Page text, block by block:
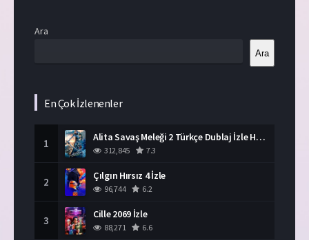
Ara
Ara
En Çok İzlenenler
1 Alita Savaş Meleği 2 Türkçe Dublaj İzle HD Film
312,845 7.3
2 Çılgın Hırsız 4 İzle
96,744 6.2
3 Cille 2069 İzle
88,271 6.6